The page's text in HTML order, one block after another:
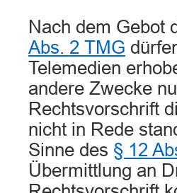
Nach dem Gebot
Abs. 2 TMG
Telemedien
andere Zwecke
Rechtsvorschrift
nicht in Rede
Sinne des § 12
Übermittlung an